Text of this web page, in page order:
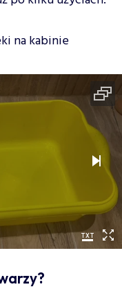
na kabinie